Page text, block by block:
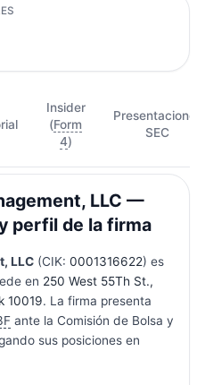
Insider
(Form
4)
SEC
LLC —
perfil de la firma
LLC(CIK: 0001316622) es
en 250 West 55Th St.,
10019. La firma presenta
ante la Comisión de Bolsa y
sus posiciones en